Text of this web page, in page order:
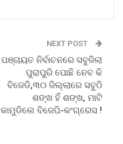
NEXT POST
ପଞ୍ଚାୟତ ନିର୍ବାଚନରେ ସବୁଜିଲା
ପୁରାପୁରି ପୋଛି ନେବ କି
ବିଜେଡି,୩୦ ଜିଲ୍ଲାରେ ସବୁଠି
ଶଙ୍ଖ ହିଁ ଶଙ୍ଖ, ମାଟି
କାମୁଡିଲେ ବିଜେପି-କଂଗ୍ରେସ !